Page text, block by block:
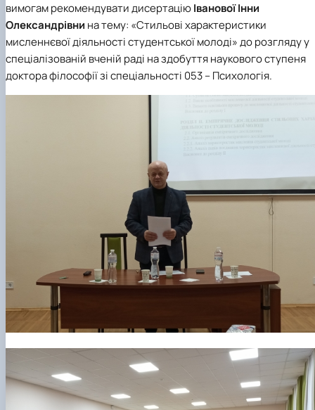
вимогам рекомендувати дисертаціюІванової Інни
Олександрівни на тему: «Стильові характеристики
мисленнєвої діяльності студентської молоді» до розгляду у
спеціалізованій вченій раді на здобуття наукового ступеня
доктора філософії зіспеціальності 053 – Психологія.